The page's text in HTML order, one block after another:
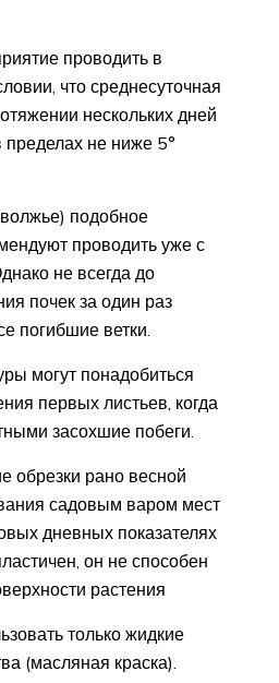
проводить в
что среднесуточная
нескольких дней
пределах не ниже 5°
подобное
проводить уже с
не всегда до
почек за один раз
погибшие ветки.
могут понадобиться
первых листьев, когда
засохшие побеги.
обрезки рано весной
садовым варом мест
дневных показателях
он не способен
растения
только жидкие
(масляная краска).